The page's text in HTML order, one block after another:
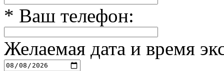
* Ваш телефон:
Желаемая дата и время